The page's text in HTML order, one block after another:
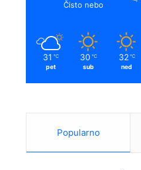
Čisto nebo
31 ℃
pet
30 ℃
sub
32 ℃
ned
Popularno